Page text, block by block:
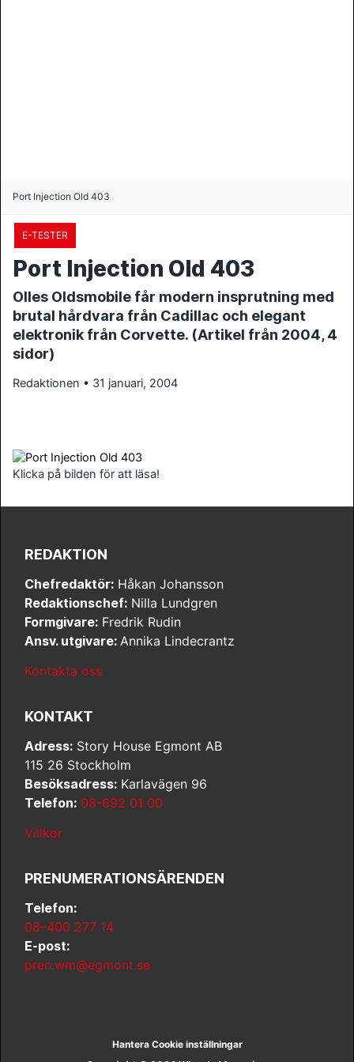
Port Injection Old 403
E-TESTER
Port Injection Old 403
Olles Oldsmobile får modern insprutning med
brutal hårdvara från Cadillac och elegant
elektronik från Corvette. (Artikel från 2004, 4
sidor)
Redaktionen • 31 januari, 2004
Klicka på bilden för att läsa!
REDAKTION
Chefredaktör: Håkan Johansson
Redaktionschef: Nilla Lundgren
Formgivare: Fredrik Rudin
Ansv. utgivare: Annika Lindecrantz
Kontakta oss
KONTAKT
Adress: Story House Egmont AB
115 26 Stockholm
Besöksadress: Karlavägen 96
Telefon: 08-692 01 00
Villkor
PRENUMERATIONSÄRENDEN
Telefon:
08–400 277 14
E-post:
pren.wm@egmont.se
Hantera Cookie inställningar